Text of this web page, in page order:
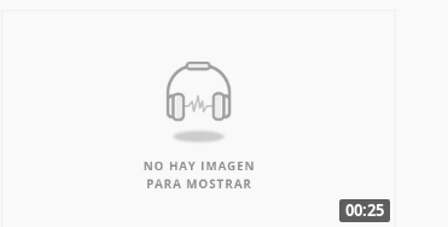
00:25